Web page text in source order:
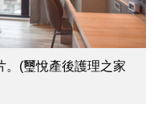
。(璽悅產後護理之家